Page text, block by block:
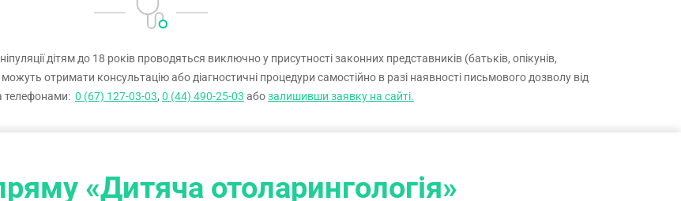
дітям до 18 років проводяться виключно у присутності законних представників (батьків, опікунів,
можуть отримати консультацію або діагностичні процедури самостійно в разі наявності письмового дозволу від
телефонами: 0 (67) 127-03-03, 0 (44) 490-25-03 абозалишивши заявку на сайті.
«Дитяча отоларингологія»